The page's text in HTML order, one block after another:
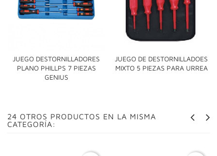
JUEGO DESTORNILLADORES
PLANO PHILLPS 7 PIEZAS
GENIUS
JUEGO DE DESTORNILLADOES
MIXTO 5 PIEZAS PARA URREA
24 OTROS PRODUCTOS EN LA MISMA
CATEGORÍA: